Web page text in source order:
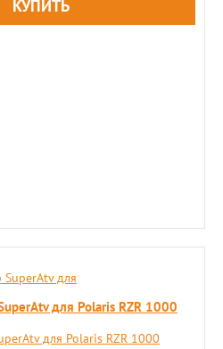
для Polaris RZR 1000
для Polaris RZR 1000